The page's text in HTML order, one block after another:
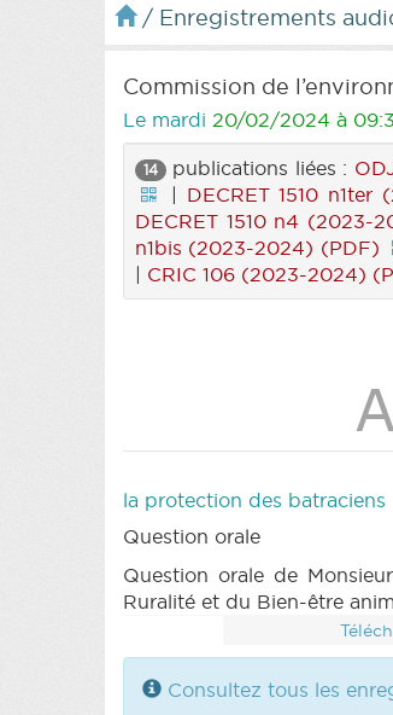
/ Enregistrements
Commission de
Le mardi 20/02/2024 à
14 publications liées :
| DECRET 1510
DECRET 1510 n4 (2023-
n1bis (2023-2024) (PDF)
| CRIC 106 (2023-2024)
la protection des batraciens
Question orale
Question orale de
Ruralité et du Bien-être
Consultez tous les